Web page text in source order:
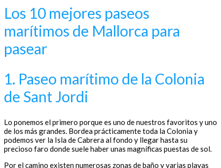
Los 10 mejores paseos
marítimos de Mallorca para
pasear
1. Paseo marítimo de la Colonia
de Sant Jordi
Lo ponemos el primero porque es uno de nuestros favoritos y uno
de los más grandes. Bordea prácticamente toda la Colonia y
podemos ver la Isla de Cabrera al fondo y llegar hasta su
precioso faro donde suele haber unas magníficas puestas de sol.
Por el camino existen numerosas zonas de baño y varias playas